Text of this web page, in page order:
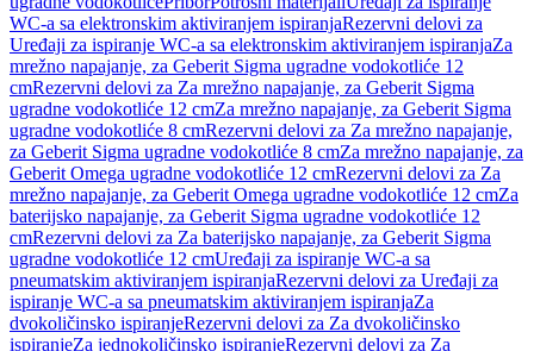
WC-a sa elektronskim aktiviranjem ispiranjaRezervni delovi za
Uređaji za ispiranje WC-a sa elektronskim aktiviranjem ispiranjaZa
mrežno napajanje, za Geberit Sigma ugradne vodokotliće 12
cmRezervni delovi za Za mrežno napajanje, za Geberit Sigma
ugradne vodokotliće 12 cmZa mrežno napajanje, za Geberit Sigma
ugradne vodokotliće 8 cmRezervni delovi za Za mrežno napajanje,
za Geberit Sigma ugradne vodokotliće 8 cmZa mrežno napajanje, za
Geberit Omega ugradne vodokotliće 12 cmRezervni delovi za Za
mrežno napajanje, za Geberit Omega ugradne vodokotliće 12 cmZa
baterijsko napajanje, za Geberit Sigma ugradne vodokotliće 12
cmRezervni delovi za Za baterijsko napajanje, za Geberit Sigma
ugradne vodokotliće 12 cmUređaji za ispiranje WC-a sa
pneumatskim aktiviranjem ispiranjaRezervni delovi za Uređaji za
ispiranje WC-a sa pneumatskim aktiviranjem ispiranjaZa
dvokoličinsko ispiranjeRezervni delovi za Za dvokoličinsko
ispiranjeZa jednokoličinsko ispiranjeRezervni delovi za Za